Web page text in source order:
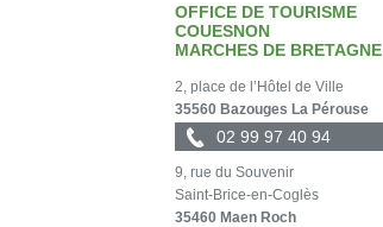
OFFICE DE TOURISME
COUESNON
MARCHES DE BRETAGNE
2, place de l’Hôtel de Ville
35560 Bazouges La Pérouse
02 99 97 40 94
9, rue du Souvenir
Saint-Brice-en-Coglès
35460 Maen Roch